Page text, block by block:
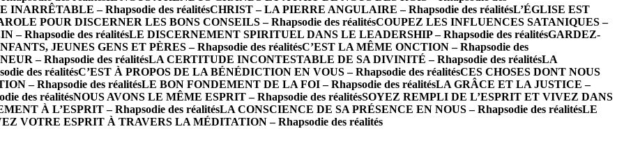
– Rhapsodie des réalitésCHRIST – LA PIERRE ANGULAIRE – Rhapsodie des réalitésL’ÉGLISE EST
POUR DISCERNER LES BONS CONSEILS – Rhapsodie des réalitésCOUPEZ LES INFLUENCES SATANIQUES –
– Rhapsodie des réalitésLE DISCERNEMENT SPIRITUEL DANS LE LEADERSHIP – Rhapsodie des réalitésGARDEZ-
JEUNES GENS ET PÈRES – Rhapsodie des réalitésC’EST LA MÊME ONCTION – Rhapsodie des
– Rhapsodie des réalitésLA CERTITUDE INCONTESTABLE DE SA DIVINITÉ – Rhapsodie des réalitésLA
des réalitésC’EST À PROPOS DE LA BÉNÉDICTION EN VOUS – Rhapsodie des réalitésCES CHOSES DONT NOUS
– Rhapsodie des réalitésLE BON FONDEMENT DE LA FOI – Rhapsodie des réalitésLA GRÂCE ET LA JUSTICE –
des réalitésNOUS AVONS LE MÊME ESPRIT – Rhapsodie des réalitésSOYEZ REMPLI DE L’ESPRIT ET VIVEZ DANS
À L’ESPRIT – Rhapsodie des réalitésLA CONSCIENCE DE SA PRÉSENCE EN NOUS – Rhapsodie des réalitésLE
VOTRE ESPRIT À TRAVERS LA MÉDITATION – Rhapsodie des réalités